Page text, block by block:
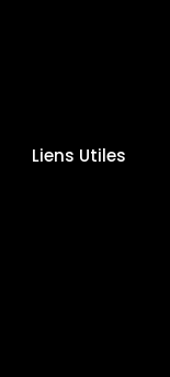
Liens Utiles